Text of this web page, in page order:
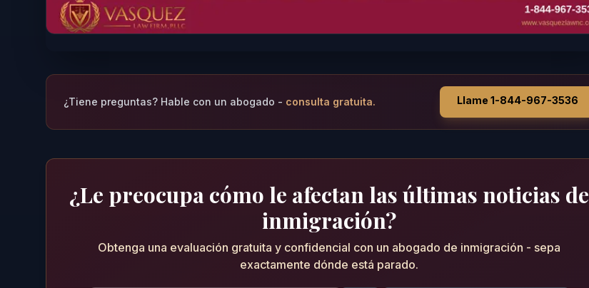
¿Tiene preguntas? Hable con un abogado - consulta gratuita. Llame 1-844-967-3536
¿Le preocupa cómo le afectan las últimas noticias de
inmigración?
Obtenga una evaluación gratuita y confidencial con un abogado de inmigración - sepa
exactamente dónde está parado.